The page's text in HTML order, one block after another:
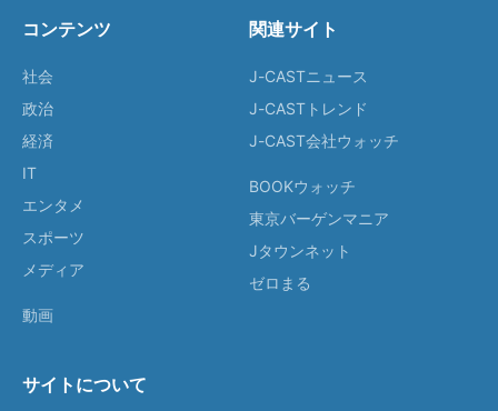
コンテンツ
社会
政治
経済
IT
エンタメ
スポーツ
メディア
動画
関連サイト
J-CASTニュース
J-CASTトレンド
J-CAST会社ウォッチ
BOOKウォッチ
東京バーゲンマニア
Jタウンネット
ゼロまる
サイトについて